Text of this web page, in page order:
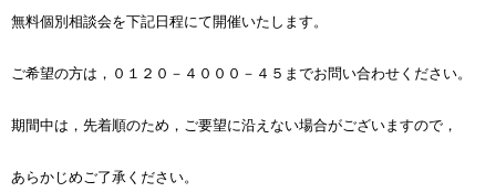
無料個別相談会を下記日程にて開催いたします。
ご希望の方は，０１２０－４０００－４５までお問い合わせください。
期間中は，先着順のため，ご要望に沿えない場合がございますので，
あらかじめご了承ください。